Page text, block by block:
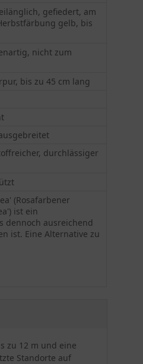
gefiedert, am
gelb, bis
nicht zum
bis zu 45 cm lang
durchlässiger
(Rosafarbener
ist ein
dennoch ausreichend
ist. Eine Alternative zu
zu 12 m und eine
Standorte auf